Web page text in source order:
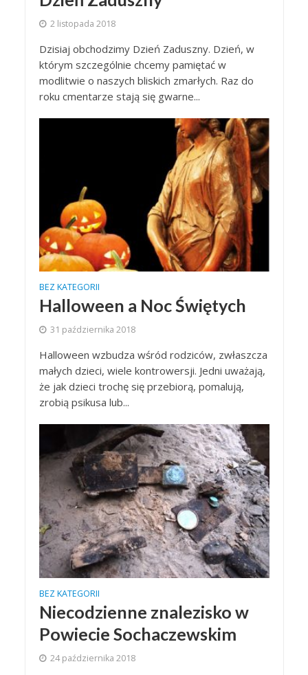
2 listopada 2018
Dzisiaj obchodzimy Dzień Zaduszny. Dzień, w
którym szczególnie chcemy pamiętać w
modlitwie o naszych bliskich zmarłych. Raz do
roku cmentarze stają się gwarne...
BEZ KATEGORII
Halloween a Noc Świętych
31 października 2018
Halloween wzbudza wśród rodziców, zwłaszcza
małych dzieci, wiele kontrowersji. Jedni uważają,
że jak dzieci trochę się przebiorą, pomalują,
zrobią psikusa lub...
BEZ KATEGORII
Niecodzienne znalezisko w
Powiecie Sochaczewskim
24 października 2018